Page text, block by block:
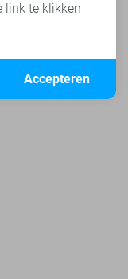
Opslaan
link te klikken
Accepteren